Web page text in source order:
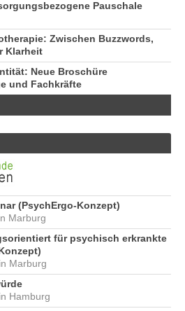
Pauschale
Zwischen Buzzwords,
Klarheit
Neue Broschüre
und Fachkräfte
(PsychErgo-Konzept)
Marburg
für psychisch erkrankte
Marburg
Hamburg